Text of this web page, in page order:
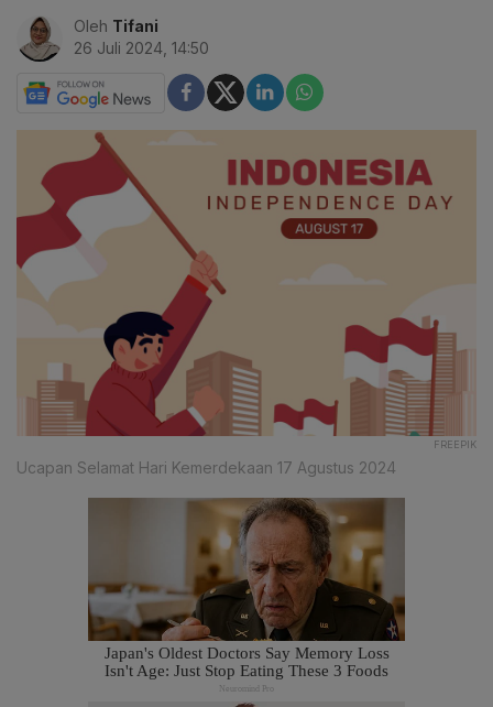
Oleh Tifani
26 Juli 2024, 14:50
FREEPIK
Ucapan Selamat Hari Kemerdekaan 17 Agustus 2024